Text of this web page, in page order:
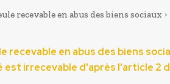
recevable en abus des biens sociaux
recevable en abus des biens
est irrecevable d'après l'article 2